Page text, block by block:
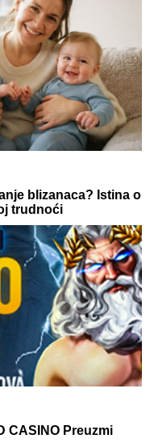
upozorenje
STANIJA ĆE
Uroš Stanić o
pretnjama i
200.000 evra,
ambasadu"
GODINA I BILA JE
TITANIK TONUO:
nije videla, a on je
"ZAROBIO" -
danas ledi krv u
by Aklamator